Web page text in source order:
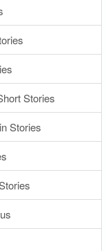
Stories
Stories